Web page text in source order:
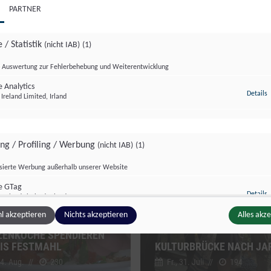
FÜR JEDERMANN:
SPENDIEREN
FESTMAHL
Aug. // 230
KULTURBRÜCKE NACH
Fr., 31. Juli // 194
PARTNER
/ Statistik (nicht IAB) (1)
Auswertung zur Fehlerbehebung und Weiterentwicklung
Analytics
Ireland Limited, Irland Details
/ Profiling / Werbung (nicht IAB) (1)
Werbung außerhalb unserer Website
GTag
Ireland Limited, Irland Details
Inhalte(nicht IAB)
zusätzlicher Informationen
akzeptieren Nichts akzeptieren Alles